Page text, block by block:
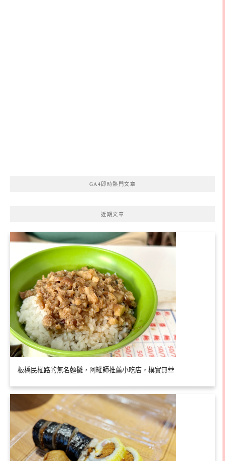
GA4即時熱門文章
近期文章
板橋民權路的無名麵攤，阿罐師推薦小吃店，樸實無華